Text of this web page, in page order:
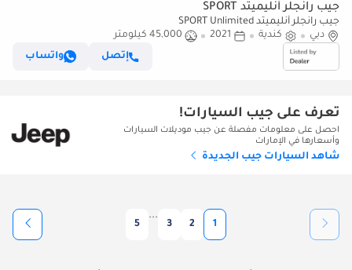
جيب رانجلر أنليميتد SPORT
جيب رانجلر أنليميتد SPORT Unlimited
دبي
كندية 2021
45,000 كيلومتر
إتصل
واتساب
تعرف على جيب السيارات!
احصل على معلومات مفصلة عن جيب موديلات السيارات
وأسعارها في الإمارات
شاهد السيارات جيب الجديدة
1
2
3
...
5